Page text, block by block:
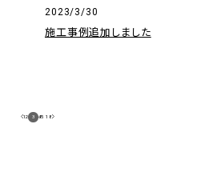
2023/3/30
施工事例追加しました
12 3 45
/ 18